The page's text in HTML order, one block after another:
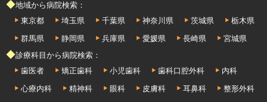
◆地域から病院検索：
東京都
埼玉県 千葉県 神奈川県 茨城県
栃木県
群馬県
静岡県 兵庫県 愛媛県 長崎県
宮城県
◆診療科目から病院検索：
歯医者
矯正歯科 小児歯科 歯科口腔外科
内科
心療内科
精神科 眼科 皮膚科 耳鼻科
整形外科